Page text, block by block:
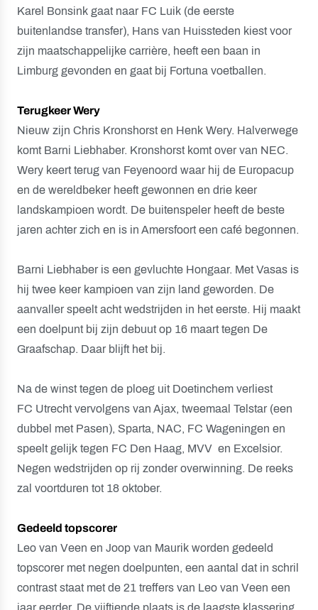
Karel Bonsink gaat naar FC Luik (de eerste
buitenlandse transfer), Hans van Huissteden kiest voor
zijn maatschappelijke carrière, heeft een baan in
Limburg gevonden en gaat bij Fortuna voetballen.
Terugkeer Wery
Nieuw zijn Chris Kronshorst en Henk Wery. Halverwege
komt Barni Liebhaber. Kronshorst komt over van NEC.
Wery keert terug van Feyenoord waar hij de Europacup
en de wereldbeker heeft gewonnen en drie keer
landskampioen wordt. De buitenspeler heeft de beste
jaren achter zich en is in Amersfoort een café begonnen.
Barni Liebhaber is een gevluchte Hongaar. Met Vasas is
hij twee keer kampioen van zijn land geworden. De
aanvaller speelt acht wedstrijden in het eerste. Hij maakt
een doelpunt bij zijn debuut op 16 maart tegen De
Graafschap. Daar blijft het bij.
Na de winst tegen de ploeg uit Doetinchem verliest
FC Utrecht vervolgens van Ajax, tweemaal Telstar (een
dubbel met Pasen), Sparta, NAC, FC Wageningen en
speelt gelijk tegen FC Den Haag, MVV en Excelsior.
Negen wedstrijden op rij zonder overwinning. De reeks
zal voortduren tot 18 oktober.
Gedeeld topscorer
Leo van Veen en Joop van Maurik worden gedeeld
topscorer met negen doelpunten, een aantal dat in schril
contrast staat met de 21 treffers van Leo van Veen een
jaar eerder. De vijftiende plaats is de laagste klassering